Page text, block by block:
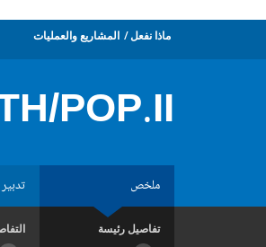
ماذا نفعل المشاريع والعمليات
POP.II
ملخص تدبير
تفاصيل رئيسة